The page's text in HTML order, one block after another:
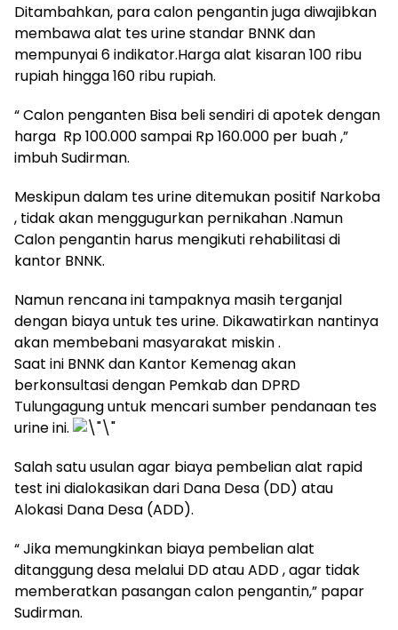
Ditambahkan, para calon pengantin juga diwajibkan
membawa alat tes urine standar BNNK dan
mempunyai 6 indikator.Harga alat kisaran 100 ribu
rupiah hingga 160 ribu rupiah.
“ Calon penganten Bisa beli sendiri di apotek dengan
harga Rp 100.000 sampai Rp 160.000 per buah ,”
imbuh Sudirman.
Meskipun dalam tes urine ditemukan positif Narkoba
, tidak akan menggugurkan pernikahan .Namun
Calon pengantin harus mengikuti rehabilitasi di
kantor BNNK.
Namun rencana ini tampaknya masih terganjal
dengan biaya untuk tes urine. Dikawatirkan nantinya
akan membebani masyarakat miskin .
Saat ini BNNK dan Kantor Kemenag akan
berkonsultasi dengan Pemkab dan DPRD
Tulungagung untuk mencari sumber pendanaan tes
urine ini.
Salah satu usulan agar biaya pembelian alat rapid
test ini dialokasikan dari Dana Desa (DD) atau
Alokasi Dana Desa (ADD).
“ Jika memungkinkan biaya pembelian alat
ditanggung desa melalui DD atau ADD , agar tidak
memberatkan pasangan calon pengantin,” papar
Sudirman.